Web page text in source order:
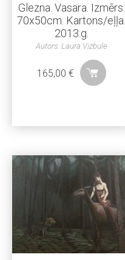
Glezna. Vasara. Izmērs:
70x50cm. Kartons/eļļa.
2013.g.
Autors: Laura Vizbule
165,00 €